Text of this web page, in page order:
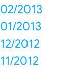
02/2013
01/2013
12/2012
11/2012